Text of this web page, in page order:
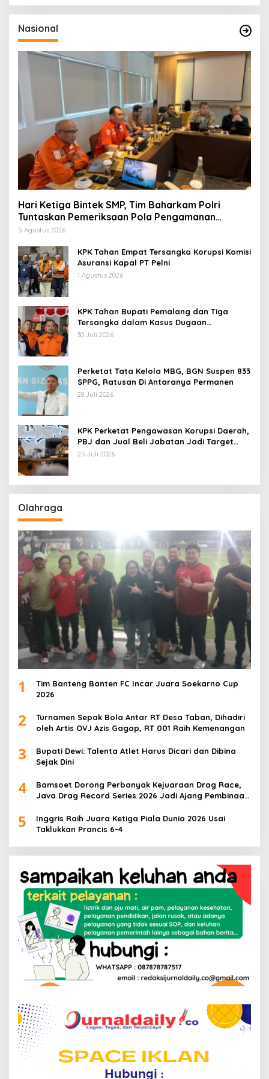
Nasional
Hari Ketiga Bintek SMP, Tim Baharkam Polri
Tuntaskan Pemeriksaan Pola Pengamanan
Pertamina Patra Niaga Jabar
5 Agustus 2026
KPK Tahan Empat Tersangka Korupsi Komisi
Asuransi Kapal PT Pelni
1 Agustus 2026
KPK Tahan Bupati Pemalang dan Tiga
Tersangka dalam Kasus Dugaan
Pemerasan
30 Juli 2026
Perketat Tata Kelola MBG, BGN Suspen 833
SPPG, Ratusan Di Antaranya Permanen
28 Juli 2026
KPK Perketat Pengawasan Korupsi Daerah,
PBJ dan Jual Beli Jabatan Jadi Target
Utama
25 Juli 2026
Olahraga
1
Tim Banteng Banten FC Incar Juara Soekarno Cup
2026
2
Turnamen Sepak Bola Antar RT Desa Taban, Dihadiri
oleh Artis OVJ Azis Gagap, RT 001 Raih Kemenangan
3
Bupati Dewi: Talenta Atlet Harus Dicari dan Dibina
Sejak Dini
4
Bamsoet Dorong Perbanyak Kejuaraan Drag Race,
Java Drag Record Series 2026 Jadi Ajang Pembinaan
5
Inggris Raih Juara Ketiga Piala Dunia 2026 Usai
Taklukkan Prancis 6-4